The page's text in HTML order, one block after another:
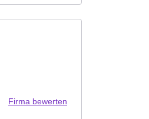
Firma bewerten